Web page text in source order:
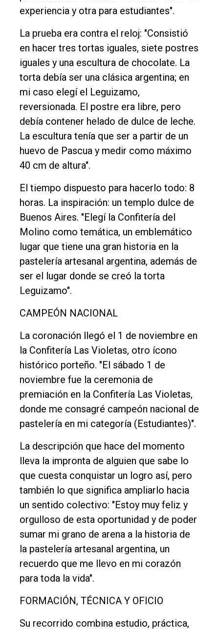
experiencia y otra para estudiantes".
La prueba era contra el reloj: "Consistió
en hacer tres tortas iguales, siete postres
iguales y una escultura de chocolate. La
torta debía ser una clásica argentina; en
mi caso elegí el Leguizamo,
reversionada. El postre era libre, pero
debía contener helado de dulce de leche.
La escultura tenía que ser a partir de un
huevo de Pascua y medir como máximo
40 cm de altura".
El tiempo dispuesto para hacerlo todo: 8
horas. La inspiración: un templo dulce de
Buenos Aires. "Elegí la Confitería del
Molino como temática, un emblemático
lugar que tiene una gran historia en la
pastelería artesanal argentina, además de
ser el lugar donde se creó la torta
Leguizamo".
CAMPEÓN NACIONAL
La coronación llegó el 1 de noviembre en
la Confitería Las Violetas, otro ícono
histórico porteño. "El sábado 1 de
noviembre fue la ceremonia de
premiación en la Confitería Las Violetas,
donde me consagré campeón nacional de
pastelería en mi categoría (Estudiantes)".
La descripción que hace del momento
lleva la impronta de alguien que sabe lo
que cuesta conquistar un logro así, pero
también lo que significa ampliarlo hacia
un sentido colectivo: "Estoy muy feliz y
orgulloso de esta oportunidad y de poder
sumar mi grano de arena a la historia de
la pastelería artesanal argentina, un
recuerdo que me llevo en mi corazón
para toda la vida".
FORMACIÓN, TÉCNICA Y OFICIO
Su recorrido combina estudio, práctica,